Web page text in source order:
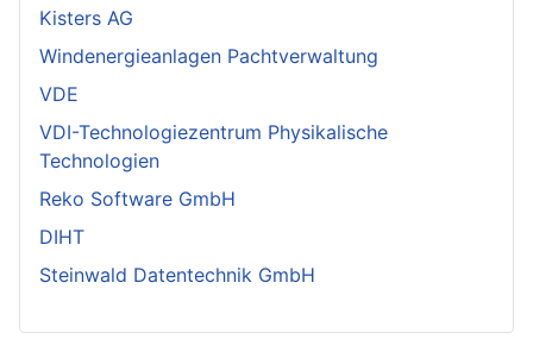
Kisters AG
Windenergieanlagen Pachtverwaltung
VDE
VDI-Technologiezentrum Physikalische
Technologien
Reko Software GmbH
DIHT
Steinwald Datentechnik GmbH